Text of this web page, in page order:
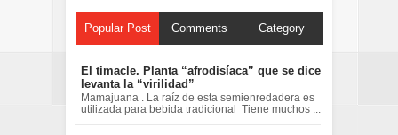
Popular Post Comments Category
El timacle. Planta “afrodisíaca” que se dice
levanta la “virilidad”
Mamajuana . La raíz de esta semienredadera es
utilizada para bebida tradicional Tiene muchos ...